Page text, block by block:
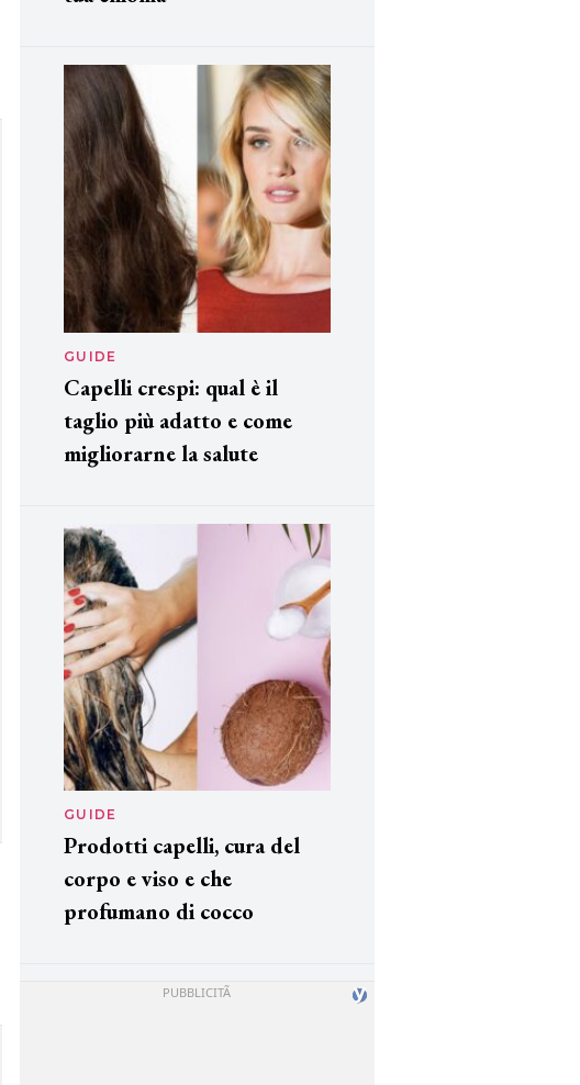
GUIDE
Capelli crespi: qual è il
taglio più adatto e come
migliorarne la salute
GUIDE
Prodotti capelli, cura del
corpo e viso e che
profumano di cocco